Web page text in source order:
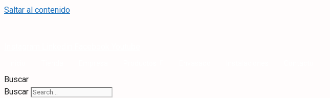
Saltar al contenido
Buscar
Buscar